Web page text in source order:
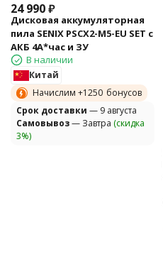
24 990₽
Дисковая аккумуляторная
пила SENIX PSCX2-M5-EU SET с
АКБ 4А*час и ЗУ
В наличии
Китай
Начислим +1250 бонусов
Cрок доставки — 9 августа
Самовывоз— Завтра (скидка
3%)